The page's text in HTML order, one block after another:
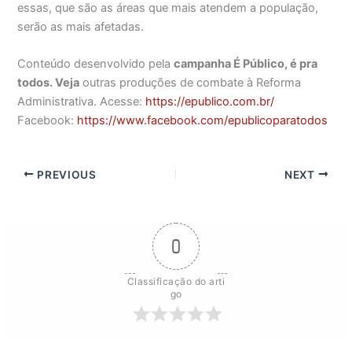
essas, que são as áreas que mais atendem a população,
serão as mais afetadas.
Conteúdo desenvolvido pelacampanha É Público, é pra
todos. Veja outras produções de combate à Reforma
Administrativa. Acesse: https://epublico.com.br/
Facebook: https://www.facebook.com/epublicoparatodos
PREVIOUS NEXT
0
Classificação do arti
go